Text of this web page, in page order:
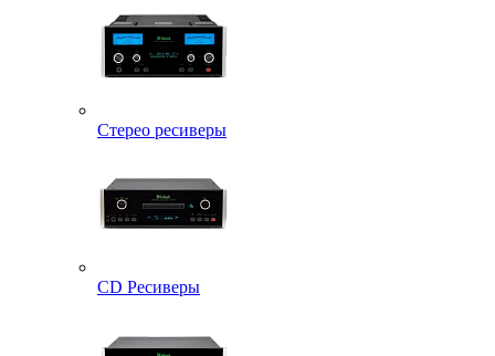
Стерео ресиверы
CD Ресиверы